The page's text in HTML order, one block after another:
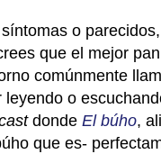
o
que el mejor
comúnmente
o
donde El búho,
que es-